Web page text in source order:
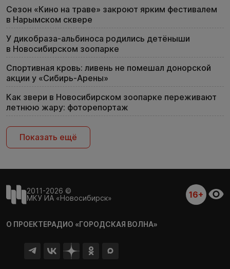
Сезон «Кино на траве» закроют ярким фестивалем
в Нарымском сквере
У дикобраза-альбиноса родились детёныши
в Новосибирском зоопарке
Спортивная кровь: ливень не помешал донорской
акции у «Сибирь-Арены»
Как звери в Новосибирском зоопарке переживают
летнюю жару: фоторепортаж
Показать ещё
2011-2026 ©
МКУ ИА «Новосибирск»
16+
О ПРОЕКТЕРАДИО «ГОРОДСКАЯ ВОЛНА»